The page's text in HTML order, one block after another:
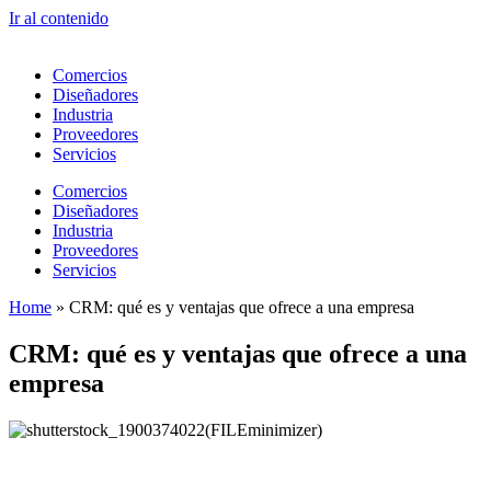
Ir al contenido
Comercios
Diseñadores
Industria
Proveedores
Servicios
Comercios
Diseñadores
Industria
Proveedores
Servicios
Home » CRM: qué es y ventajas que ofrece a una empresa
CRM: qué es y ventajas que ofrece a una
empresa